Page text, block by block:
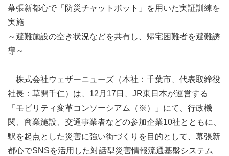
幕張新都心で「防災チャットボット」を用いた実証訓練を
実施
～避難施設の空き状況などを共有し、帰宅困難者を避難誘
導～
株式会社ウェザーニューズ（本社：千葉市、代表取締役
社長：草開千仁）は、12月17日、JR東日本が運営する
「モビリティ変革コンソーシアム（※）」にて、行政機
関、商業施設、交通事業者などの参加企業10社とともに、
駅を起点とした災害に強い街づくりを目的として、幕張新
都心でSNSを活用した対話型災害情報流通基盤システム